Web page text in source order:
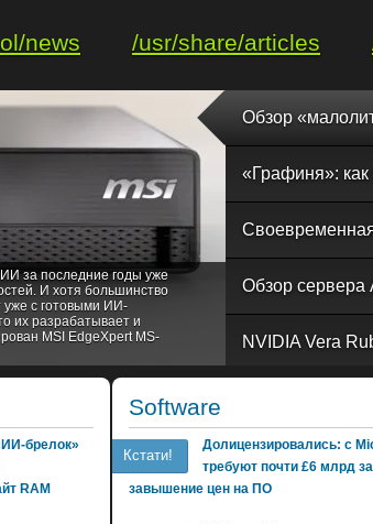
news /usr/share/articles
за последние годы уже
И хотя большинство
уже с готовыми ИИ-
их разрабатывает и
MSI EdgeXpert MS-
«Графиня»: как
брелок»
RAM
Software
Кстати!
Долицензировались: с
требуют почти £6 млрд за
завышение цен на ПО